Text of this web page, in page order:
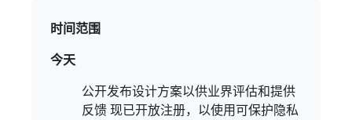
时间范围
今天
公开发布设计方案以供业界评估和提供
反馈 现已开放注册，以使用可保护隐私